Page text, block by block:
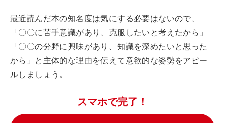
最近読んだ本の知名度は気にする必要はないので、
「〇〇に苦手意識があり、克服したいと考えたから」
「〇〇の分野に興味があり、知識を深めたいと思った
から」と主体的な理由を伝えて意欲的な姿勢をアピー
ルしましょう。
スマホで完了！